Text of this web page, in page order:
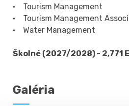
• Tourism Management
• Tourism Management
• Water Management
Školné (2027/2028) - 2,771
Galéria